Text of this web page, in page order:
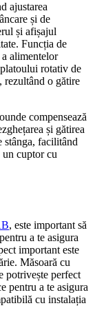
ajustarea
și de
și afișajul
Funcția de
a alimentelor
rotativ de
rezultând o gătire
compensează
și gătirea
stânga, facilitând
cuptor cu
, este important să
a te asigura
important este
Măsoară cu
potrivește perfect
pentru a te asigura
cu instalația